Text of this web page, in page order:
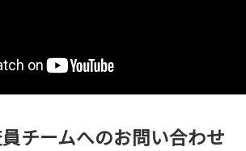
チームへのお問い合わせ